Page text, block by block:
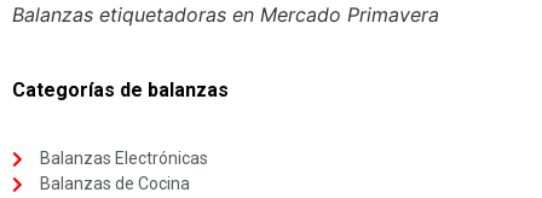
Balanzas etiquetadoras en Mercado Primavera
Categorías de balanzas
Balanzas Electrónicas
Balanzas de Cocina